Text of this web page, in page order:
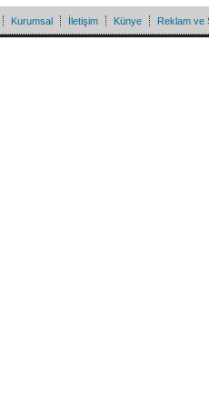
Kurumsal İletişim Künye Reklam ve